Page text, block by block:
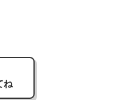
ね